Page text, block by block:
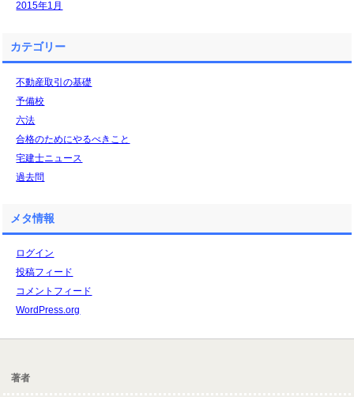
2015年1月
カテゴリー
不動産取引の基礎
予備校
六法
合格のためにやるべきこと
宅建士ニュース
過去問
メタ情報
ログイン
投稿フィード
コメントフィード
WordPress.org
著者